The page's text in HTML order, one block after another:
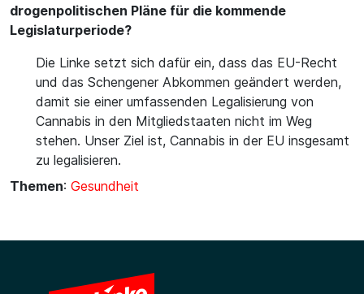
drogenpolitischen Pläne für die kommende
Legislaturperiode?
Die Linke setzt sich dafür ein, dass das EU-Recht
und das Schengener Abkommen geändert werden,
damit sie einer umfassenden Legalisierung von
Cannabis in den Mitgliedstaaten nicht im Weg
stehen. Unser Ziel ist, Cannabis in der EU insgesamt
zu legalisieren.
Themen: Gesundheit